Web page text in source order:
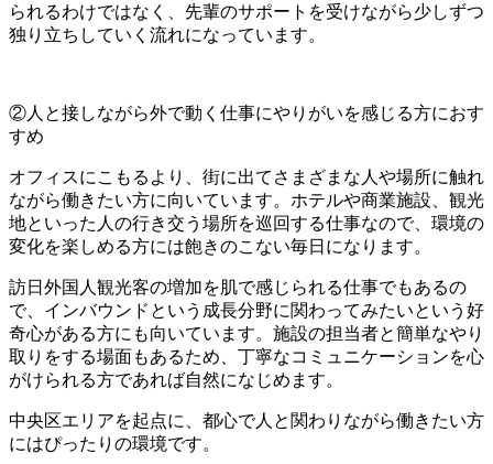
られるわけではなく、先輩のサポートを受けながら少しずつ
独り立ちしていく流れになっています。
②人と接しながら外で動く仕事にやりがいを感じる方におす
すめ
オフィスにこもるより、街に出てさまざまな人や場所に触れ
ながら働きたい方に向いています。ホテルや商業施設、観光
地といった人の行き交う場所を巡回する仕事なので、環境の
変化を楽しめる方には飽きのこない毎日になります。
訪日外国人観光客の増加を肌で感じられる仕事でもあるの
で、インバウンドという成長分野に関わってみたいという好
奇心がある方にも向いています。施設の担当者と簡単なやり
取りをする場面もあるため、丁寧なコミュニケーションを心
がけられる方であれば自然になじめます。
中央区エリアを起点に、都心で人と関わりながら働きたい方
にはぴったりの環境です。